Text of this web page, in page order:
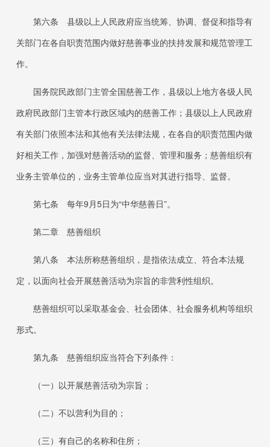
第六条 县级以上人民政府应当统筹、协调、督促和指导有
关部门在各自职责范围内做好慈善事业的扶持发展和规范管理工
作。
国务院民政部门主管全国慈善工作，县级以上地方各级人民
政府民政部门主管本行政区域内的慈善工作；县级以上人民政府
有关部门依照本法和其他有关法律法规，在各自的职责范围内做
好相关工作，加强对慈善活动的监督、管理和服务；慈善组织有
业务主管单位的，业务主管单位应当对其进行指导、监督。
第七条 每年9月5日为“中华慈善日”。
第二章 慈善组织
第八条 本法所称慈善组织，是指依法成立、符合本法规
定，以面向社会开展慈善活动为宗旨的非营利性组织。
慈善组织可以采取基金会、社会团体、社会服务机构等组织
形式。
第九条 慈善组织应当符合下列条件：
（一）以开展慈善活动为宗旨；
（二）不以营利为目的；
（三）有自己的名称和住所；